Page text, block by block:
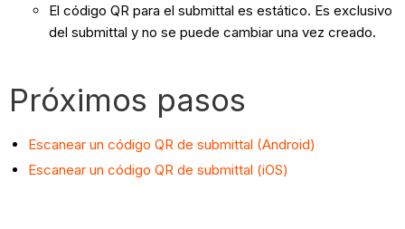
El código QR para el submittal es estático. Es exclusivo
del submittal y no se puede cambiar una vez creado.
Próximos pasos
Escanear un código QR de submittal (Android)
Escanear un código QR de submittal (iOS)